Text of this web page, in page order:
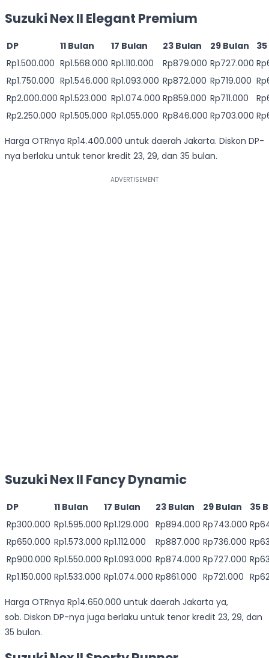
Suzuki Nex II Elegant Premium
DP 11 Bulan 17 Bulan 23 Bulan 29 Bulan
Rp1.500.000 Rp1.568.000 Rp1.110.000 Rp879.000 Rp727.000
Rp1.750.000 Rp1.546.000 Rp1.093.000 Rp872.000 Rp719.000
Rp2.000.000 Rp1.523.000 Rp1.074.000 Rp859.000 Rp711.000
Rp2.250.000 Rp1.505.000 Rp1.055.000 Rp846.000 Rp703.000
Harga OTRnya Rp14.400.000 untuk daerah Jakarta. Diskon DP-
nya berlaku untuk tenor kredit 23, 29, dan 35 bulan.
Suzuki Nex II Fancy Dynamic
DP 11 Bulan 17 Bulan 23 Bulan 29 Bulan
35
Rp300.000 Rp1.595.000 Rp1.129.000 Rp894.000 Rp743.000
Rp650.000 Rp1.573.000 Rp1.112.000 Rp887.000 Rp736.000
Rp900.000 Rp1.550.000 Rp1.093.000 Rp874.000 Rp727.000
Rp1.150.000 Rp1.533.000 Rp1.074.000 Rp861.000 Rp721.000
Harga OTRnya Rp14.650.000 untuk daerah Jakarta ya,
sob. Diskon DP-nya juga berlaku untuk tenor kredit 23, 29, dan
35 bulan.